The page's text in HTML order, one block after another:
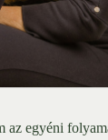
az egyéni